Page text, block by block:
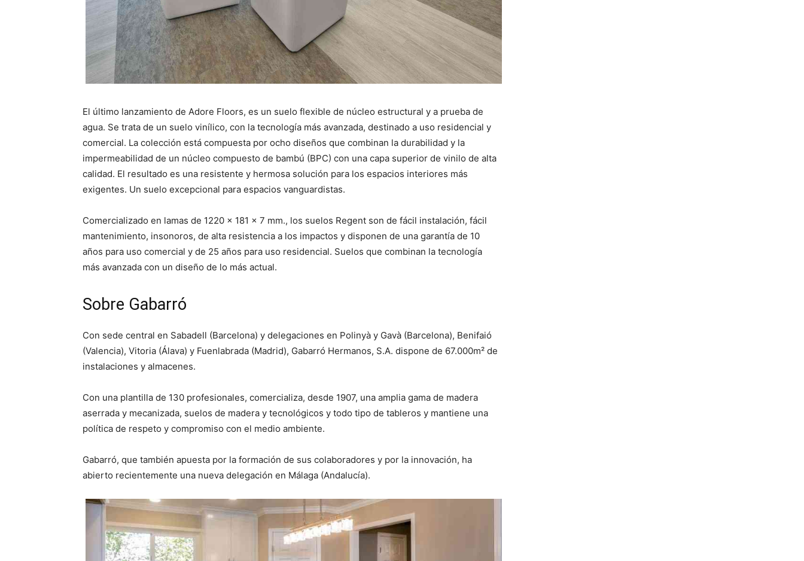
El último lanzamiento de Adore Floors, es un suelo flexible de núcleo estructural y a prueba de
agua. Se trata de un suelo vinílico, con la tecnología más avanzada, destinado a uso residencial y
comercial. La colección está compuesta por ocho diseños que combinan la durabilidad y la
impermeabilidad de un núcleo compuesto de bambú (BPC) con una capa superior de vinilo de alta
calidad. El resultado es una resistente y hermosa solución para los espacios interiores más
exigentes. Un suelo excepcional para espacios vanguardistas.
Comercializado en lamas de 1220 x 181 x 7 mm., los suelos Regent son de fácil instalación, fácil
mantenimiento, insonoros, de alta resistencia a los impactos y disponen de una garantía de 10
años para uso comercial y de 25 años para uso residencial. Suelos que combinan la tecnología
más avanzada con un diseño de lo más actual.
Sobre Gabarró
Con sede central en Sabadell (Barcelona) y delegaciones en Polinyà y Gavà (Barcelona), Benifaió
(Valencia), Vitoria (Álava) y Fuenlabrada (Madrid), Gabarró Hermanos, S.A. dispone de 67.000m² de
instalaciones y almacenes.
Con una plantilla de 130 profesionales, comercializa, desde 1907, una amplia gama de madera
aserrada y mecanizada, suelos de madera y tecnológicos y todo tipo de tableros y mantiene una
política de respeto y compromiso con el medio ambiente.
Gabarró, que también apuesta por la formación de sus colaboradores y por la innovación, ha
abierto recientemente una nueva delegación en Málaga (Andalucía).